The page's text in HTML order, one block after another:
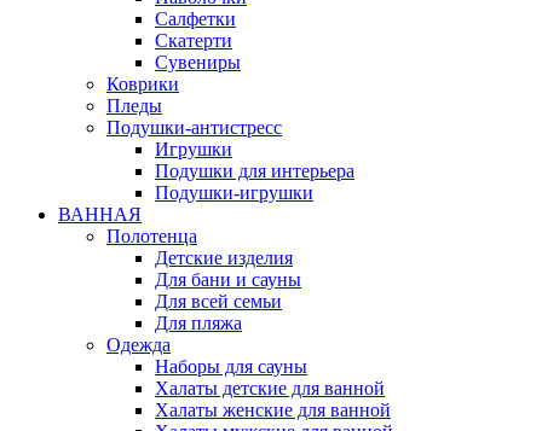
Салфетки
Скатерти
Сувениры
Коврики
Пледы
Подушки-антистресс
Игрушки
Подушки для интерьера
Подушки-игрушки
ВАННАЯ
Полотенца
Детские изделия
Для бани и сауны
Для всей семьи
Для пляжа
Одежда
Наборы для сауны
Халаты детские для ванной
Халаты женские для ванной